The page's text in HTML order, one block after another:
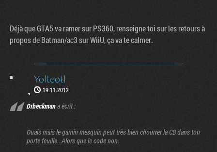
Déjà que GTA5 va ramer sur PS360, renseigne toi sur les retours à
propos de Batman/ac3 sur WiiU, ça va te calmer.
Yolteotl
19.11.2012
Drbeckmana écrit :
Ouais mais le gamin mesquin peut très bien chourrer la CB dans ton
porte feuille...Alors que le code non.